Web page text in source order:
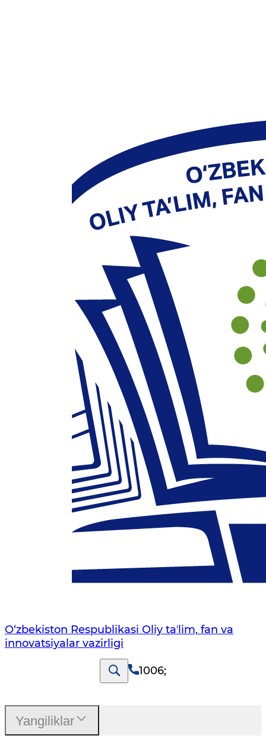
O‘zbekiston Respublikasi Oliy taʼlim, fan va
innovatsiyalar vazirligi
1006;
Yangiliklar